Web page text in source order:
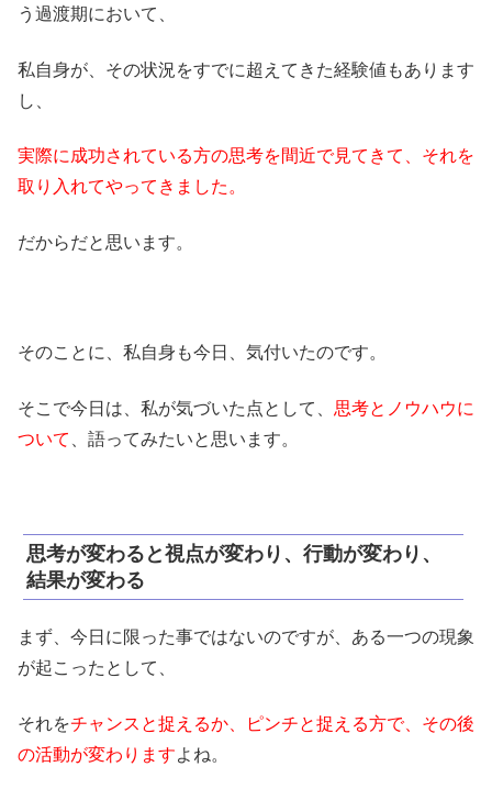
う過渡期において、
私自身が、その状況をすでに超えてきた経験値もあります
し、
実際に成功されている方の思考を間近で見てきて、それを
取り入れてやってきました。
だからだと思います。
そのことに、私自身も今日、気付いたのです。
そこで今日は、私が気づいた点として、 思考とノウハウに
ついて
、語ってみたいと思います。
思考が変わると視点が変わり、行動が変わり、
結果が変わる
まず、今日に限った事ではないのですが、ある一つの現象
が起こったとして、
それをチャンスと捉えるか、ピンチと捉える方で、その後
の活動が変わりますよね。